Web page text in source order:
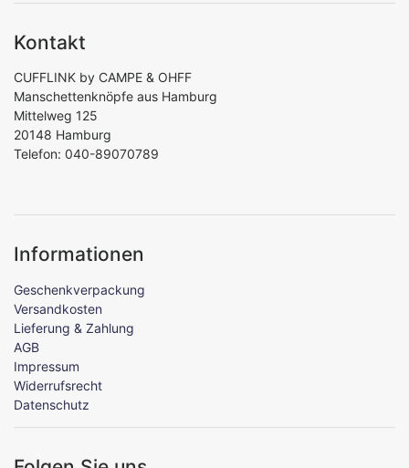
Kontakt
CUFFLINK by CAMPE & OHFF
Manschettenknöpfe aus Hamburg
Mittelweg 125
20148 Hamburg
Telefon: 040-89070789
Informationen
Geschenkverpackung
Versandkosten
Lieferung & Zahlung
AGB
Impressum
Widerrufsrecht
Datenschutz